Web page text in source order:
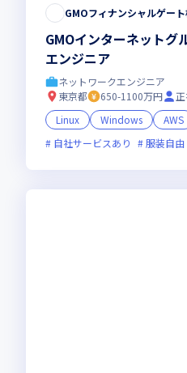
GMOフィナンシャルゲー
GMOインターネットグ
エンジニア
ネットワークエンジニア
東京都
650-1100万円
Linux
Windows AWS
自社サービスあり
服装自由